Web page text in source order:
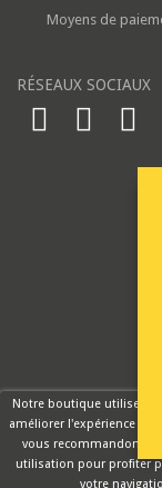
Notre boutique utilise des
améliorer l'expérience
vous recommandons
utilisation pour profiter
votre
Moyens de
RÉSEAUX SOCIAUX
Rouge Cerise